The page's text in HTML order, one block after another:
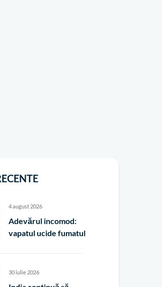
4 august 2026
Adevărul incomod:
vapatul ucide fumatul
30 iulie 2026